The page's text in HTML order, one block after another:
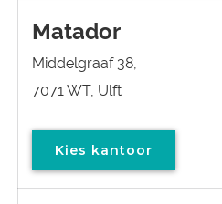
Matador
Middelgraaf 38,
7071 WT, Ulft
Kies kantoor